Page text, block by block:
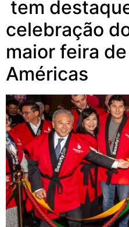
tem
celebração
maior feira
Américas